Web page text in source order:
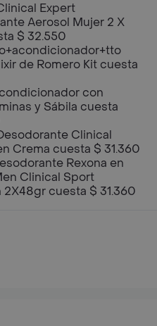
Expert
Aerosol Mujer 2 X
$ 32.550
de Romero Kit cuesta
con
y Sábila cuesta
Clinical
Crema cuesta $ 31.360
Rexona en
Clinical Sport
cuesta $ 31.360